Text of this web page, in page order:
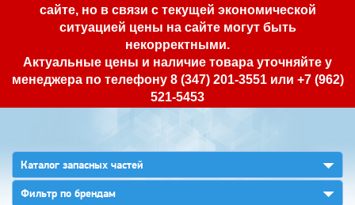
сайте, но в связи с текущей экономической
ситуацией цены на сайте могут быть
некорректными.
Актуальные цены и наличие товара уточняйте у
менеджера по телефону 8 (347) 201-3551или +7 (962)
521-5453
Каталог запасных частей ▼
Фильтр по брендам ▼